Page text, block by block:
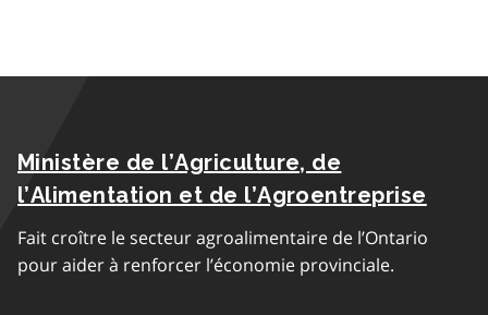
Ministère de l’Agriculture, de
l’Alimentation et de l’Agroentreprise
Fait croître le secteur agroalimentaire de l’Ontario
pour aider à renforcer l’économie provinciale.